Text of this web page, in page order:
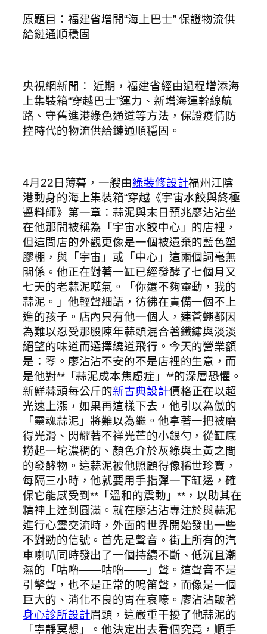
原題目：福建省增開“海上巴士” 保證物流供
給鏈通順穩固
央視網新聞： 近期，福建省經由過程增添海
上集裝箱“穿越巴士”運力、新增海運幹線航
路、守舊進港綠色通道等方法，保證疫情防
控時代的物流供給鏈通順穩固。
4月22日薄暮，一艘由綠裝修設計福州江陰
港動身的海上集裝箱“穿越《宇宙水餃與終極
醬料師》第一章：蒜泥與末日預兆廖沾沾坐
在他那間被稱為「宇宙水餃中心」的店裡，
但這間店的外觀更像是一個被遺棄的藍色塑
膠棚，與「宇宙」或「中心」這兩個詞毫無
關係。他正在對著一缸已經發酵了七個月又
七天的老蒜泥嘆氣。「你還不夠靈動，我的
蒜泥。」他輕聲細語，彷彿在責備一個不上
進的孩子。店內只有他一個人，連蒼蠅都因
為難以忍受那股陳年蒜頭混合著鐵鏽與淡淡
絕望的味道而選擇繞道飛行。今天的營業額
是：零。廖沾沾不安的不是店裡的生意，而
是他對**「蒜泥成本焦慮症」**的深層恐懼。
新鮮蒜頭每公斤的新古典設計價格正在以超
光速上漲，如果再這樣下去，他引以為傲的
「靈魂蒜泥」將難以為繼。他拿著一把被磨
得光滑、閃耀著不祥光芒的小銀勺，從缸底
撈起一坨濃稠的、顏色介於灰綠與土黃之間
的發酵物。這蒜泥被他照顧得像稀世珍寶，
每隔三小時，他就要用手指彈一下缸邊，確
保它能感受到**「溫和的震動」**，以助其在
精神上達到圓滿。就在廖沾沾專注於與蒜泥
進行心靈交流時，外面的世界開始發出一些
不對勁的信號。首先是聲音。街上所有的汽
車喇叭同時發出了一個持續不斷、低沉且潮
濕的「咕嚕——咕嚕——」聲。這聲音不是
引擎聲，也不是正常的鳴笛聲，而像是一個
巨大的、消化不良的胃在哀嚎。廖沾沾皺著
身心診所設計眉頭，這嚴重干擾了他蒜泥的
「寧靜冥想」。他決定出去看個究竟，順手